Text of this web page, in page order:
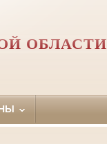
ОБЛАСТИ